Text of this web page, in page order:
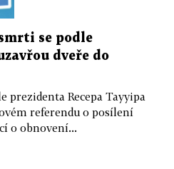
se podle
dveře do
prezidenta Recepa Tayyipa
referendu o posílení
o obnovení...